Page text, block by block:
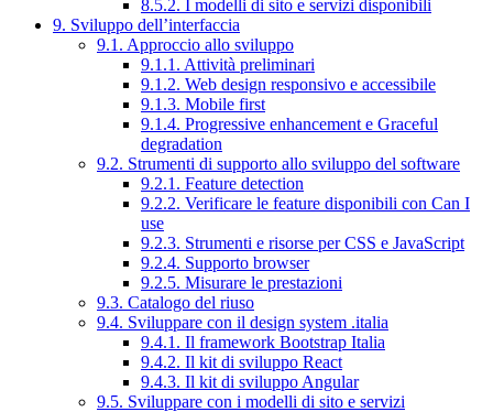
8.5.2. I modelli di sito e servizi disponibili
9. Sviluppo dell’interfaccia
9.1. Approccio allo sviluppo
9.1.1. Attività preliminari
9.1.2. Web design responsivo e accessibile
9.1.3. Mobile first
9.1.4. Progressive enhancement e Graceful
degradation
9.2. Strumenti di supporto allo sviluppo del software
9.2.1. Feature detection
9.2.2. Verificare le feature disponibili con Can I
use
9.2.3. Strumenti e risorse per CSS e JavaScript
9.2.4. Supporto browser
9.2.5. Misurare le prestazioni
9.3. Catalogo del riuso
9.4. Sviluppare con il design system .italia
9.4.1. Il framework Bootstrap Italia
9.4.2. Il kit di sviluppo React
9.4.3. Il kit di sviluppo Angular
9.5. Sviluppare con i modelli di sito e servizi